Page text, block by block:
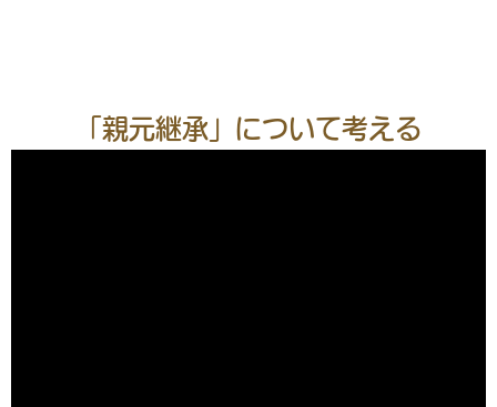
「親元継承」について考える